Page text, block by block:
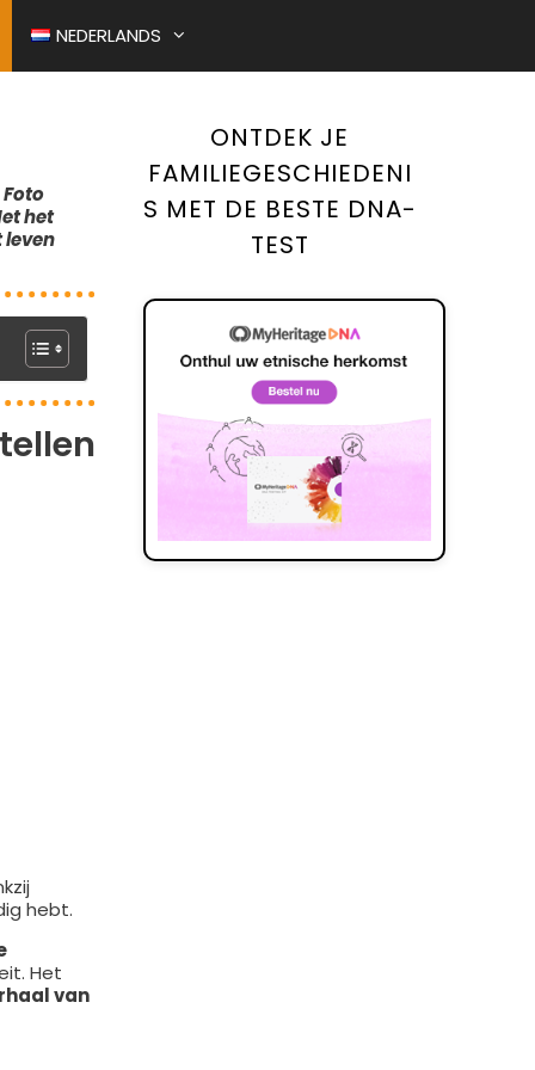
BIJ DE
NEDERLANDS
Foto
het
leven
hebt.
Het
van
ONTDEK JE
FAMILIEGESCHIEDENI
S MET DE BESTE DNA-
TEST